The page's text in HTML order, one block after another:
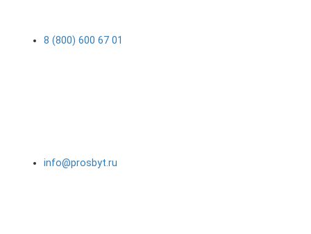
8 (800) 600 67 01
info@prosbyt.ru